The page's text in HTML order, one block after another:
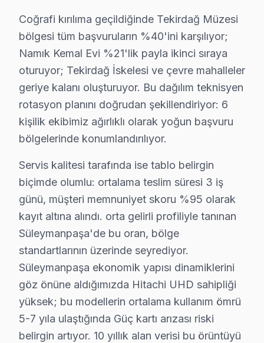
Süleymanpaşa Hitachi Servis: En Çok
Süleymanpaşa Hitachi TV tamirinde iki kritik bilgi:
✓ 15+ Yıl Deneyim
✓ Yazılı Garanti Belgesi
✓ Orijinal Yedek Parça
Süleymanpaşa, Tekirdağ'un köklü ilçelerinden biri olup
Hitachi TV Arızasında Atılacak İlk Adımlar
televizyonunuz'niz bozulduğunda ne yapmalısınız?
İlk adım, televizyon'nizin bağlı olduğu güç
Coğrafi kırılıma geçildiğinde Tekirdağ Müzesi
bölgesi tüm başvuruların %40'ini karşılıyor;
Namık Kemal Evi %21'lik payla ikinci sıraya
oturuyor; Tekirdağ İskelesi ve çevre mahalleler
geriye kalanı oluşturuyor. Bu dağılım teknisyen
rotasyon planını doğrudan şekillendiriyor: 6
kişilik ekibimiz ağırlıklı olarak yoğun başvuru
bölgelerinde konumlandırılıyor.
Servis kalitesi tarafında ise tablo belirgin
biçimde olumlu: ortalama teslim süresi 3 iş
günü, müşteri memnuniyet skoru %95 olarak
kayıt altına alındı. orta gelirli profiliyle tanınan
Süleymanpaşa'de bu oran, bölge
standartlarının üzerinde seyrediyor.
Süleymanpaşa ekonomik yapısı dinamiklerini
göz önüne aldığımızda Hitachi UHD sahipliği
yüksek; bu modellerin ortalama kullanım ömrü
5-7 yıla ulaştığında Güç kartı arızası riski
belirgin artıyor. 10 yıllık alan verisi bu örüntüyü